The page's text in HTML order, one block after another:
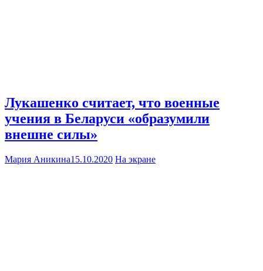
Лукашенко считает, что военные
учения в Беларуси «образумили
внешне силы»
Мария Аникина15.10.2020 На экране